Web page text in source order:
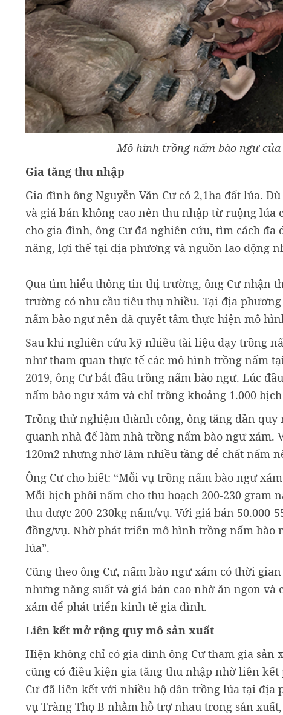
Mô hình trồng nấm bào ngư
Gia tăng thu nhập
Gia đình ông Nguyễn Văn Cư có 2,1ha đất lúa.
và giá bán không cao nên thu nhập từ ruộng lúa
cho gia đình, ông Cư đã nghiên cứu, tìm cách
năng, lợi thế tại địa phương và nguồn lao động
Qua tìm hiểu thông tin thị trường, ông Cư nhận
trường có nhu cầu tiêu thụ nhiều. Tại địa
nấm bào ngư nên đã quyết tâm thực hiện mô
Sau khi nghiên cứu kỹ nhiều tài liệu dạy trồng
như tham quan thực tế các mô hình trồng nấm
2019, ông Cư bắt đầu trồng nấm bào ngư. Lúc
nấm bào ngư xám và chỉ trồng khoảng 1.000
Trồng thử nghiệm thành công, ông tăng dần
quanh nhà để làm nhà trồng nấm bào ngư
120m2 nhưng nhờ làm nhiều tầng để chất nấm
Ông Cư cho biết: “Mỗi vụ trồng nấm bào ngư
Mỗi bịch phôi nấm cho thu hoạch 200-230 gram
thu được 200-230kg nấm/vụ. Với giá bán
đồng/vụ. Nhờ phát triển mô hình trồng nấm
lúa”.
Cũng theo ông Cư, nấm bào ngư xám có thời
nhưng năng suất và giá bán cao nhờ ăn ngon
xám để phát triển kinh tế gia đình.
Liên kết mở rộng quy mô sản xuất
Hiện không chỉ có gia đình ông Cư tham gia
cũng có điều kiện gia tăng thu nhập nhờ liên
Cư đã liên kết với nhiều hộ dân trồng lúa tại địa
vụ Tràng Thọ B nhằm hỗ trợ nhau trong sản